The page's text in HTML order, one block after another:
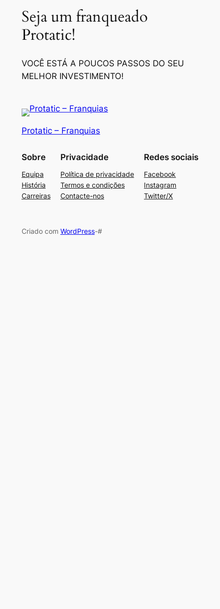
Seja um franqueado
Protatic!
VOCÊ ESTÁ A POUCOS PASSOS DO SEU
MELHOR INVESTIMENTO!
Protatic – Franquias
Sobre
Equipa
História
Carreiras
Privacidade
Política de privacidade
Termos e condições
Contacte-nos
Redes sociais
Facebook
Instagram
Twitter/X
Criado com WordPress-#